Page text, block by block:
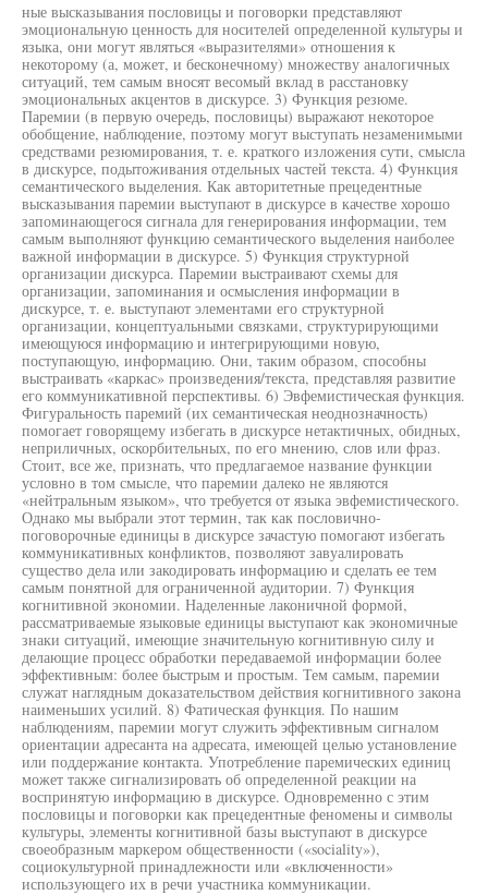
ные высказывания пословицы и поговорки представляют
эмоциональную ценность для носителей определенной культуры и
языка, они могут являться «выразителями» отношения к
некоторому (а, может, и бесконечному) множеству аналогичных
ситуаций, тем самым вносят весомый вклад в расстановку
эмоциональных акцентов в дискурсе. 3) Функция резюме.
Паремии (в первую очередь, пословицы) выражают некоторое
обобщение, наблюдение, поэтому могут выступать незаменимыми
средствами резюмирования, т. е. краткого изложения сути, смысла
в дискурсе, подытоживания отдельных частей текста. 4) Функция
семантического выделения. Как авторитетные прецедентные
высказывания паремии выступают в дискурсе в качестве хорошо
запоминающегося сигнала для генерирования информации, тем
самым выполняют функцию семантического выделения наиболее
важной информации в дискурсе. 5) Функция структурной
организации дискурса. Паремии выстраивают схемы для
организации, запоминания и осмысления информации в
дискурсе, т. е. выступают элементами его структурной
организации, концептуальными связками, структурирующими
имеющуюся информацию и интегрирующими новую,
поступающую, информацию. Они, таким образом, способны
выстраивать «каркас» произведения/текста, представляя развитие
его коммуникативной перспективы. 6) Эвфемистическая функция.
Фигуральность паремий (их семантическая неоднозначность)
помогает говорящему избегать в дискурсе нетактичных, обидных,
неприличных, оскорбительных, по его мнению, слов или фраз.
Стоит, все же, признать, что предлагаемое название функции
условно в том смысле, что паремии далеко не являются
«нейтральным языком», что требуется от языка эвфемистического.
Однако мы выбрали этот термин, так как пословично-
поговорочные единицы в дискурсе зачастую помогают избегать
коммуникативных конфликтов, позволяют завуалировать
существо дела или закодировать информацию и сделать ее тем
самым понятной для ограниченной аудитории. 7) Функция
когнитивной экономии. Наделенные лаконичной формой,
рассматриваемые языковые единицы выступают как экономичные
знаки ситуаций, имеющие значительную когнитивную силу и
делающие процесс обработки передаваемой информации более
эффективным: более быстрым и простым. Тем самым, паремии
служат наглядным доказательством действия когнитивного закона
наименьших усилий. 8) Фатическая функция. По нашим
наблюдениям, паремии могут служить эффективным сигналом
ориентации адресанта на адресата, имеющей целью установление
или поддержание контакта. Употребление паремических единиц
может также сигнализировать об определенной реакции на
воспринятую информацию в дискурсе. Одновременно с этим
пословицы и поговорки как прецедентные феномены и символы
культуры, элементы когнитивной базы выступают в дискурсе
своеобразным маркером общественности («sociality»),
социокультурной принадлежности или «включенности»
использующего их в речи участника коммуникации.